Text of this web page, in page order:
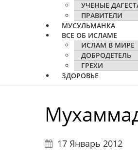
УЧЕНЫЕ
ПРАВИТЕЛИ
МУСУЛЬМАНКА
ВСЕ ОБ ИСЛАМЕ
ИСЛАМ В МИРЕ
ДОБРОДЕТЕЛЬ
ГРЕХИ
ЗДОРОВЬЕ
17 Январь 2012